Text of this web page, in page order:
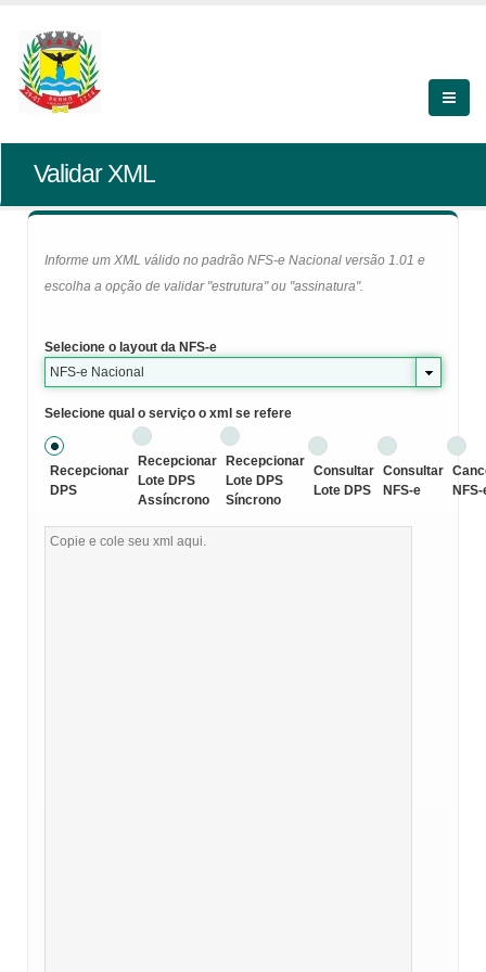
Validar XML
Informe um XML válido no padrão NFS-e Nacional versão 1.01 e
escolha a opção de validar "estrutura" ou "assinatura".
Selecione o layout da NFS-e
NFS-e Nacional
Selecione qual o serviço o xml se refere
Recepcionar
DPS
Recepcionar
Lote DPS
Assíncrono
Recepcionar
Lote DPS
Síncrono
Consultar
Lote DPS
Consultar
NFS-e
NFS-